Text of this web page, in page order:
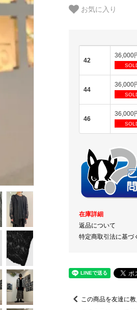
お気に入り
42
36,000
44
36,000
46
36,000
在庫詳細
返品について
特定商取引法に基づ
この商品を友達に